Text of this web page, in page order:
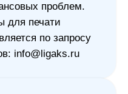
проблем.
для печати
по запросу
info@ligaks.ru